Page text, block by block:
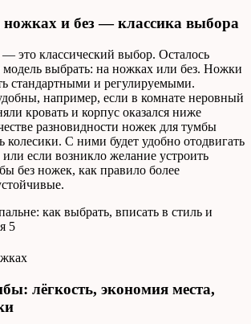
и без — классика выбора
это классический выбор. Осталось
модель выбрать: на ножках или без. Ножки
стандартными и регулируемыми.
например, если в комнате неровный
кровать и корпус оказался ниже
разновидности ножек для тумбы
колесики. С ними будет удобно отодвигать
если возникло желание устроить
без ножек, как правило более
лёгкость, экономия места,